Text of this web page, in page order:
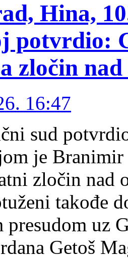
Hina,
potvrdio:
zločin
16:47
sud
je Branimir
zločin nad
takođe
presudom uz
Getoš